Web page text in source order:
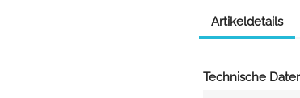
Artikeldetails
Technische